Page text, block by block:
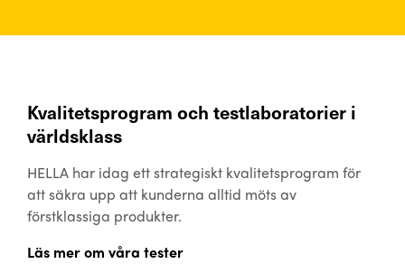
Kvalitetsprogram och testlaboratorier i
världsklass
HELLA har idag ett strategiskt kvalitetsprogram för
att säkra upp att kunderna alltid möts av
förstklassiga produkter.
Läs mer om våra tester